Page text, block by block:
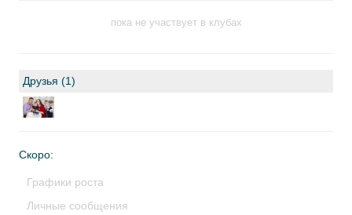
пока не участвует в клубах
Друзья (1)
Скоро:
Графики роста
Личные сообщения